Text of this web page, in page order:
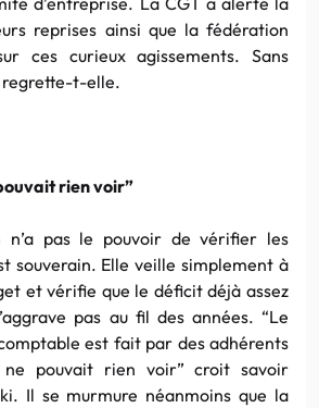
reprises ainsi que la fédération
ces curieux agissements. Sans
regrette-t-elle.
rien voir”
n’a pas le pouvoir de vérifier les
souverain. Elle veille simplement à
et vérifie que le déficit déjà assez
pas au fil des années. “Le
est fait par des adhérents
pouvait rien voir” croit savoir
Il se murmure néanmoins que la